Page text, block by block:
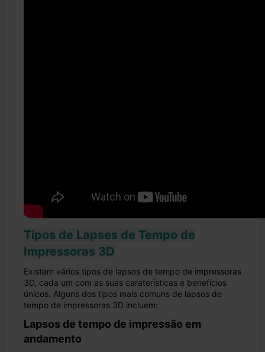
Tipos de Lapses de Tempo de
Impressoras 3D
Existem vários tipos de lapsos de tempo de impressoras
3D, cada um com as suas caraterísticas e benefícios
únicos. Alguns dos tipos mais comuns de lapsos de
tempo de impressoras 3D incluem:
Lapsos de tempo de impressão em
andamento